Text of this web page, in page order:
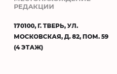
РЕДАКЦИИ
170100, Г. ТВЕРЬ, УЛ.
МОСКОВСКАЯ, Д. 82, ПОМ. 59
(4 ЭТАЖ)